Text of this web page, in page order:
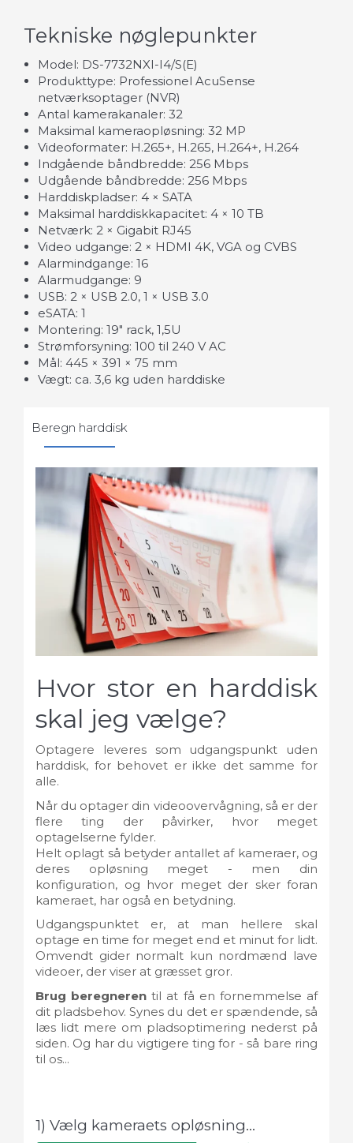
Tekniske nøglepunkter
Model: DS-7732NXI-I4/S(E)
Produkttype: Professionel AcuSense
netværksoptager (NVR)
Antal kamerakanaler: 32
Maksimal kameraopløsning: 32 MP
Videoformater: H.265+, H.265, H.264+, H.264
Indgående båndbredde: 256 Mbps
Udgående båndbredde: 256 Mbps
Harddiskpladser: 4 × SATA
Maksimal harddiskkapacitet: 4 × 10 TB
Netværk: 2 × Gigabit RJ45
Video udgange: 2 × HDMI 4K, VGA og CVBS
Alarmindgange: 16
Alarmudgange: 9
USB: 2 × USB 2.0, 1 × USB 3.0
eSATA: 1
Montering: 19" rack, 1,5U
Strømforsyning: 100 til 240 V AC
Mål: 445 × 391 × 75 mm
Vægt: ca. 3,6 kg uden harddiske
Beregn harddisk
Hvor stor en harddisk
skal jeg vælge?
Optagere leveres som udgangspunkt uden
harddisk, for behovet er ikke det samme for
alle.
Når du optager din videoovervågning, så er der
flere ting der påvirker, hvor meget
optagelserne fylder.
Helt oplagt så betyder antallet af kameraer, og
deres opløsning meget - men din
konfiguration, og hvor meget der sker foran
kameraet, har også en betydning.
Udgangspunktet er, at man hellere skal
optage en time for meget end et minut for lidt.
Omvendt gider normalt kun nordmænd lave
videoer, der viser at græsset gror.
Brug beregneren til at få en fornemmelse af
dit pladsbehov. Synes du det er spændende, så
læs lidt mere om pladsoptimering nederst på
siden. Og har du vigtigere ting for - så bare ring
til os...
1) Vælg kameraets opløsning...